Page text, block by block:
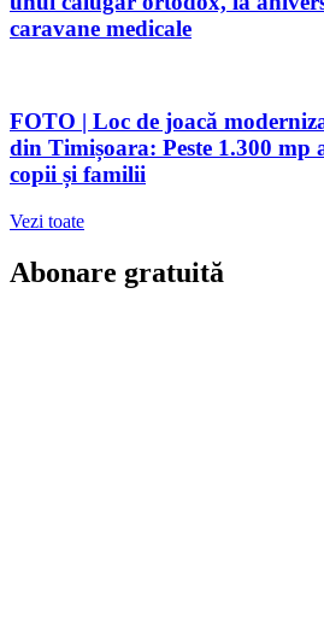
caravane medicale
FOTO | Loc de joacă
din Timișoara: Peste 1.300 mp
copii și familii
Vezi toate
Abonare gratuită